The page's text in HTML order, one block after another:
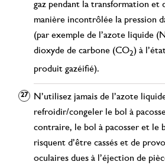
gaz pendant la transformation et
manière incontrôlée la pression
(par exemple de l’azote liquide
dioxyde de carbone (CO2) à
produit gazéifié).
N’utilisez jamais de l’azote
refroidir/congeler le bol à
contraire, le bol à pacosser et le
risquent d’être cassés et de
oculaires dues à l’éjection de